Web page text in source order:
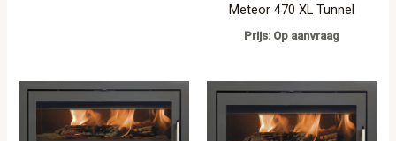
Meteor 470 XL Tunnel
Prijs: Op aanvraag